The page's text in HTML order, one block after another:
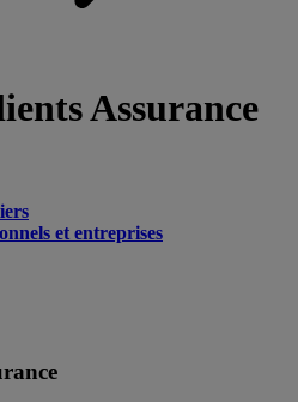
Assurance
et entreprises